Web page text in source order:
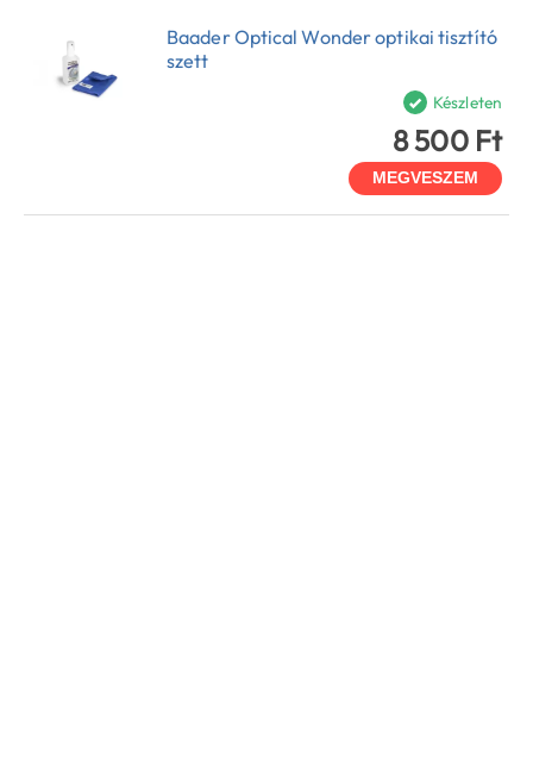
Baader Optical Wonder optikai tisztító
szett
Készleten
8 500 Ft
MEGVESZEM